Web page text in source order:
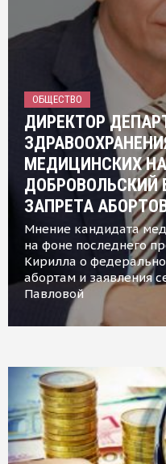
ОБЩЕСТВО
ДИРЕКТОР
МЕДИЦИНСКИХ
ДОБРОВОЛЬСКИЙ
ЗАПРЕТА
Мнение кандидата
на фоне последнего
Кирилла о
абортам и заявления
Павловой